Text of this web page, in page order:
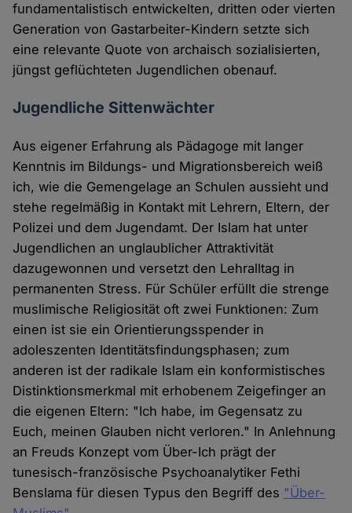
fundamentalistisch entwickelten, dritten oder vierten
Generation von Gastarbeiter-Kindern setzte sich
eine relevante Quote von archaisch sozialisierten,
jüngst geflüchteten Jugendlichen obenauf.
Jugendliche Sittenwächter
Aus eigener Erfahrung als Pädagoge mit langer
Kenntnis im Bildungs- und Migrationsbereich weiß
ich, wie die Gemengelage an Schulen aussieht und
stehe regelmäßig in Kontakt mit Lehrern, Eltern, der
Polizei und dem Jugendamt. Der Islam hat unter
Jugendlichen an unglaublicher Attraktivität
dazugewonnen und versetzt den Lehralltag in
permanenten Stress. Für Schüler erfüllt die strenge
muslimische Religiosität oft zwei Funktionen: Zum
einen ist sie ein Orientierungsspender in
adoleszenten Identitätsfindungsphasen; zum
anderen ist der radikale Islam ein konformistisches
Distinktionsmerkmal mit erhobenem Zeigefinger an
die eigenen Eltern: "Ich habe, im Gegensatz zu
Euch, meinen Glauben nicht verloren." In Anlehnung
an Freuds Konzept vom Über-Ich prägt der
tunesisch-französische Psychoanalytiker Fethi
Benslama für diesen Typus den Begriff des "Über-